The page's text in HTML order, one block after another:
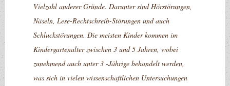
Vielzahl anderer Gründe. Darunter sind Hörstörungen,
Näseln, Lese-Rechtschreib-Störungen und auch
Schluckstörungen. Die meisten Kinder kommen im
Kindergartenalter zwischen 3 und 5 Jahren, wobei
zunehmend auch unter 3 -Jährige behandelt werden,
was sich in vielen wissenschaftlichen Untersuchungen